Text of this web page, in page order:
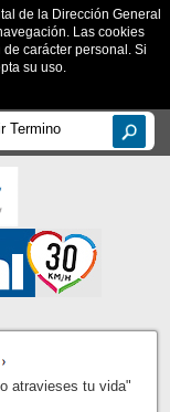
de la Dirección General
Las cookies
carácter personal. Si
su uso.
atravieses tu vida"